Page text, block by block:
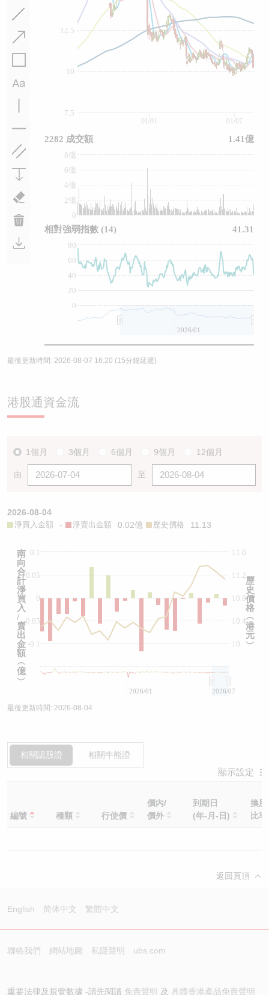
7.5
10
12.5
0
2億
4億
6億
8億
20
40
60
80
0
01/07
01/01
2026/01
2282 成交額 1.41億
相對強弱指數 (14) 41.31
最後更新時間: 2026-08-07 16:20 (15分鐘延遲)
港股通資金流
1個月 3個月 6個月 9個月 12個月
由 至
2026-08-04
淨買入金額 - 淨賣出金額 0.02億 歷史價格 11.13
0
-0.1
-0.05
0.05
0.1
10
10.4
10.8
11.2
11.6
2026/01 2026/07
南
向
合
計
淨
買
入
/
賣
出
金
額
︵
億
︶
歷
史
價
格
︵
港
元
︶
最後更新時間: 2026-08-04
相關認股證 相關牛熊證
顯示設定
編號 種類 行使價
價內/
價外
到期日
(年-月-日)
換股
比率
返回頁頂
English 简体中文 繁體中文
聯絡我們 網站地圖 私隱聲明 ubs.com
重要法律及規管數據 -請先閱讀 免責聲明 及 具體香港產品免責聲明